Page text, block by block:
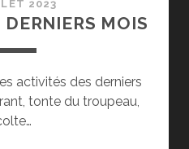
2023
MOIS
activités des derniers
tonte du troupeau,